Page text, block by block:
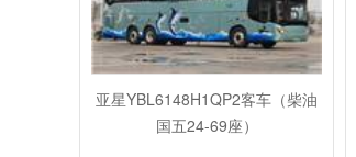
亚星YBL6148H1QP2客车（柴油
国五24-69座）